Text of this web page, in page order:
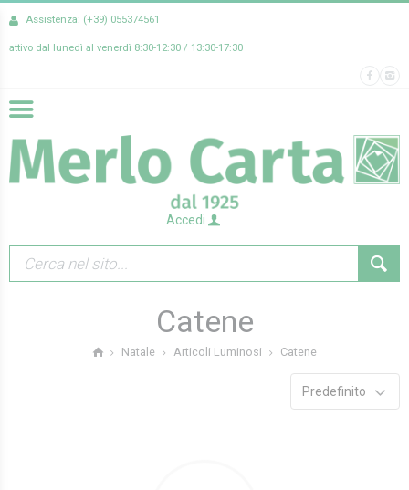
Assistenza: (+39) 055374561
attivo dal lunedì al venerdì 8:30-12:30 / 13:30-17:30
Accedi
Catene
Natale Articoli Luminosi Catene
Predefinito